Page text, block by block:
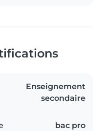
Enseignement
secondaire
bac pro